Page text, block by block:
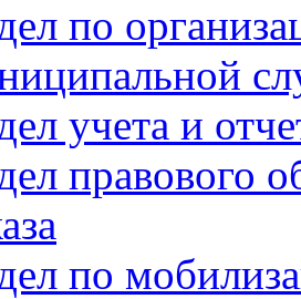
по
учета и
правового
по